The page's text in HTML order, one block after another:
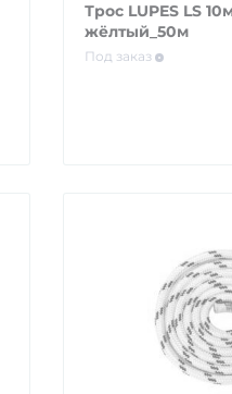
Трос LUPES LS
жёлтый_50м
Под заказ